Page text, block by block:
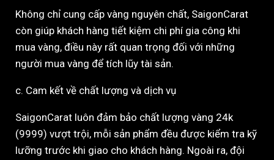
Không chỉ cung cấp vàng nguyên chất, SaigonCarat
còn giúp khách hàng tiết kiệm chi phí gia công khi
mua vàng, điều này rất quan trọng đối với những
người mua vàng để tích lũy tài sản.
c. Cam kết về chất lượng và dịch vụ
SaigonCarat luôn đảm bảo chất lượng vàng 24k
(9999) vượt trội, mỗi sản phẩm đều được kiểm tra kỹ
lưỡng trước khi giao cho khách hàng. Ngoài ra, đội